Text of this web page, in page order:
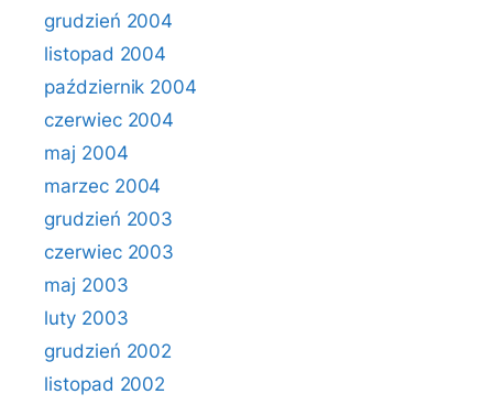
grudzień 2004
listopad 2004
październik 2004
czerwiec 2004
maj 2004
marzec 2004
grudzień 2003
czerwiec 2003
maj 2003
luty 2003
grudzień 2002
listopad 2002